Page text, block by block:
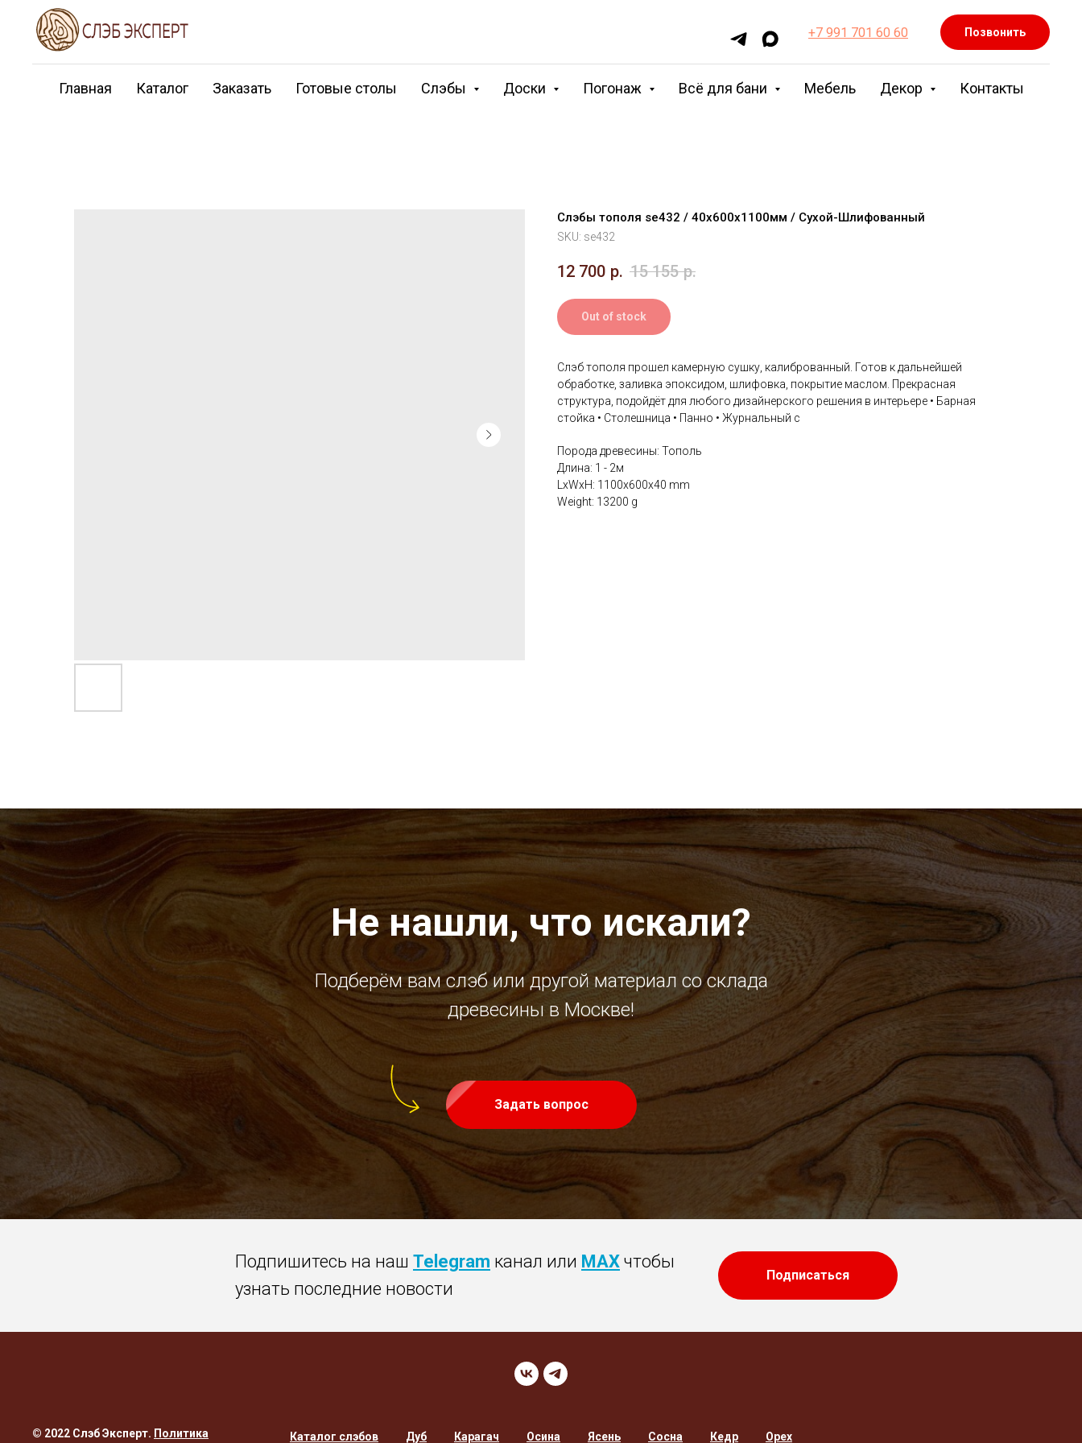
+7 991 701 60 60 Позвонить
Главная Каталог Заказать Готовые столы Слэбы Доски Погонаж Всё для бани Мебель Декор Контакты
Слэбы тополя se432 / 40х600х1100мм / Сухой-Шлифованный
SKU: se432
12 700 р. 15 155 р.
Out of stock
Слэб тополя прошел камерную сушку, калиброванный. Готов к дальнейшей
обработке, заливка эпоксидом, шлифовка, покрытие маслом. Прекрасная
структура, подойдёт для любого дизайнерского решения в интерьере • Барная
стойка • Столешница • Панно • Журнальный с
Порода древесины: Тополь
Длина: 1 - 2м
LxWxH: 1100x600x40 mm
Weight: 13200 g
Не нашли, что искали?
Подберём вам слэб или другой материал со склада
древесины в Москве!
Задать вопрос
Подпишитесь на наш Telegram канал или MAX чтобы
узнать последние новости
Подписаться
© 2022 Слэб Эксперт. Политика
Каталог слэбов Дуб Карагач Осина Ясень Сосна Кедр Орех